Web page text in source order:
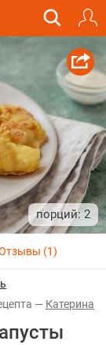
2
Катерина